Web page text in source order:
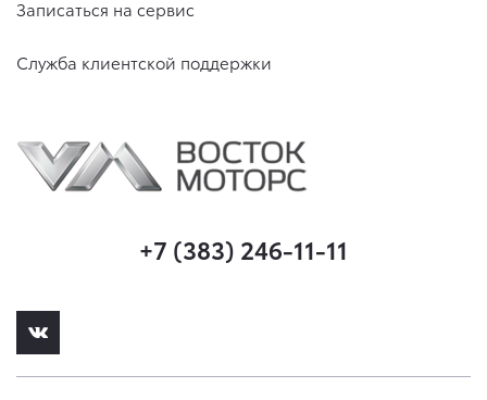
Записаться на сервис
Служба клиентской поддержки
+7 (383) 246-11-11